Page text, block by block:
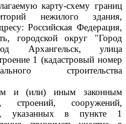
карту-схему границ
нежилого здания,
Российская Федерация,
городской округ "Город
Архангельск, улица
1 (кадастровый номер
строительства
и (или) иным законным
строений, сооружений,
указанных в пункте 1